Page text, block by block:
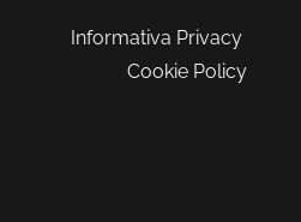
Informativa Privacy
Cookie Policy